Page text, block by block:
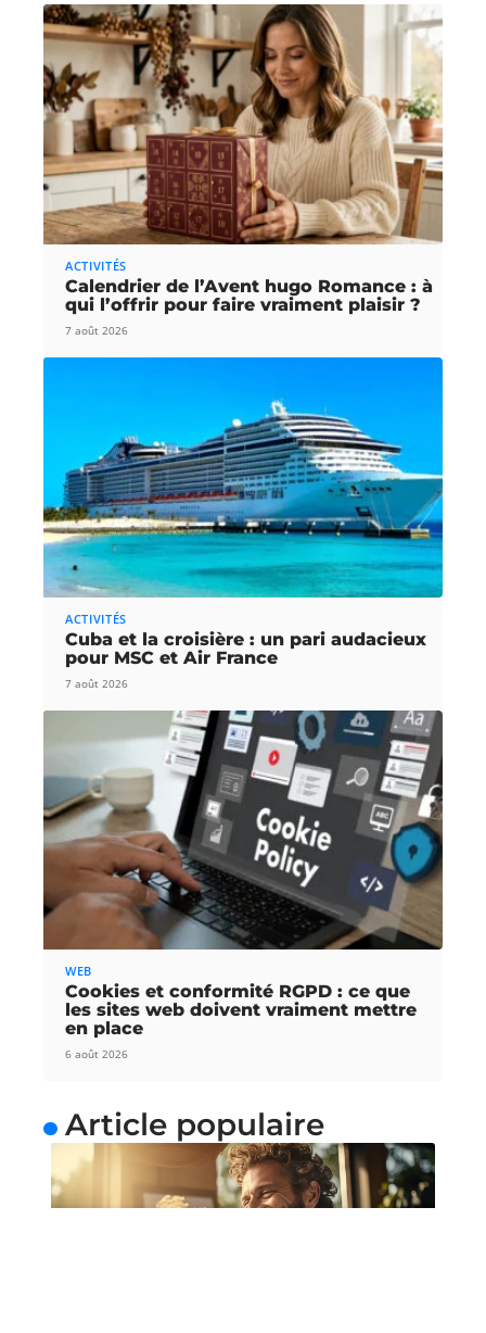
ACTIVITÉS
Calendrier de l’Avent hugo Romance : à
qui l’offrir pour faire vraiment plaisir ?
7 août 2026
ACTIVITÉS
Cuba et la croisière : un pari audacieux
pour MSC et Air France
7 août 2026
WEB
Cookies et conformité RGPD : ce que
les sites web doivent vraiment mettre
en place
6 août 2026
Article populaire